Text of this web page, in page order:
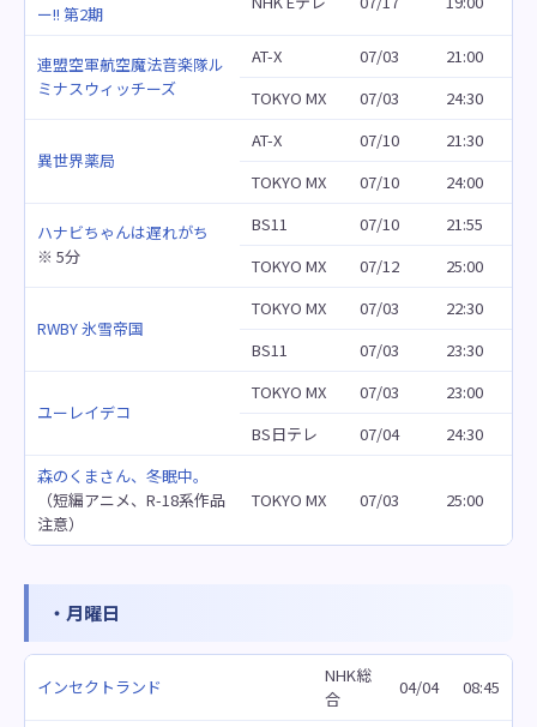
ー!! 第2期
連盟空軍航空魔法音楽隊ル
ミナスウィッチーズ
AT-X 07/03
21:00
TOKYO MX
07/03 24:30
異世界薬局
AT-X 07/10
21:30
TOKYO MX
07/10 24:00
ハナビちゃんは遅れがち
※ 5分
BS11 07/10
21:55
TOKYO MX
07/12 25:00
RWBY 氷雪帝国
TOKYO MX 07/03
22:30
BS11
07/03 23:30
ユーレイデコ
TOKYO MX 07/03
23:00
BS日テレ
07/04
24:30
森のくまさん、冬眠中。
（短編アニメ、R-18系作品
注意）
TOKYO MX 07/03 25:00
・月曜日
インセクトランド
NHK総
合
04/04 08:45